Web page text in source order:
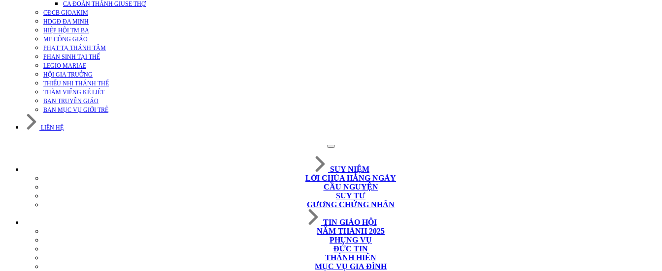
CA ĐOÀN THÁNH GIUSE THỢ
CĐCB GIOAKIM
HDGĐ ĐA MINH
HIỆP HỘI TM BA
MẸ CÔNG GIÁO
PHẠT TẠ THÁNH TÂM
PHAN SINH TẠI THẾ
LEGIO MARIAE
HỘI GIA TRƯỞNG
THIẾU NHI THÁNH THỂ
THĂM VIẾNG KẺ LIỆT
BAN TRUYỀN GIÁO
BAN MỤC VỤ GIỚI TRẺ
LIÊN HỆ
SUY NIỆM
LỜI CHÚA HẰNG NGÀY
CẦU NGUYỆN
SUY TƯ
GƯƠNG CHỨNG NHÂN
TIN GIÁO HỘI
NĂM THÁNH 2025
PHỤNG VỤ
ĐỨC TIN
THÁNH HIẾN
MỤC VỤ GIA ĐÌNH